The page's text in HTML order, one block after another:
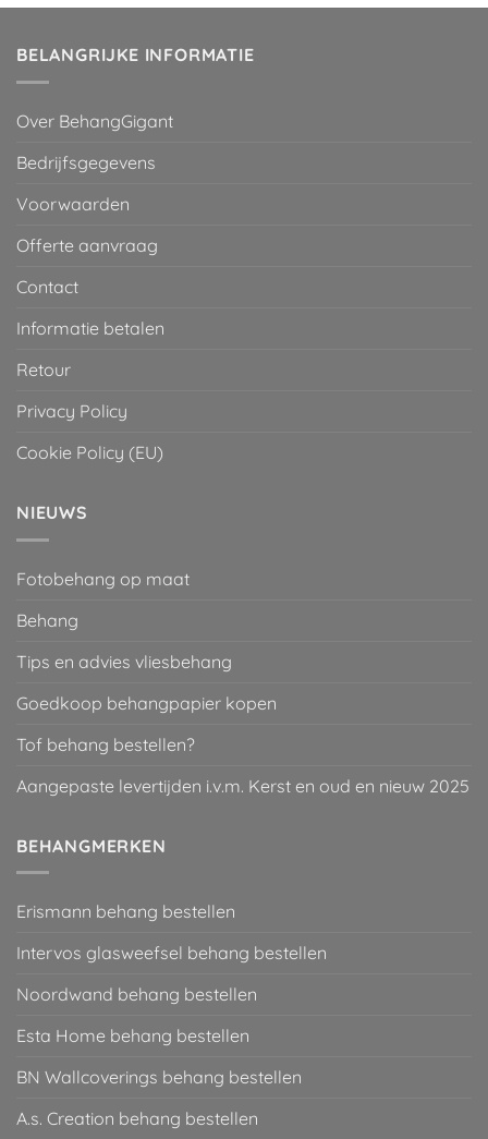
€ 29,95.€ 2,00.
BELANGRIJKE INFORMATIE
Over BehangGigant
Bedrijfsgegevens
Voorwaarden
Offerte aanvraag
Contact
Informatie betalen
Retour
Privacy Policy
Cookie Policy (EU)
NIEUWS
Fotobehang op maat
Behang
Tips en advies vliesbehang
Goedkoop behangpapier kopen
Tof behang bestellen?
Aangepaste levertijden i.v.m. Kerst en oud en nieuw 2025
BEHANGMERKEN
Erismann behang bestellen
Intervos glasweefsel behang bestellen
Noordwand behang bestellen
Esta Home behang bestellen
BN Wallcoverings behang bestellen
A.s. Creation behang bestellen